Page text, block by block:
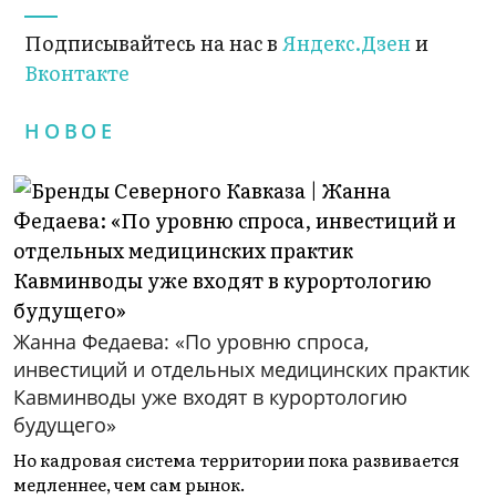
Подписывайтесь на нас вЯндекс.Дзени
Вконтакте
НОВОЕ
Жанна Федаева: «По уровню спроса,
инвестиций и отдельных медицинских практик
Кавминводы уже входят в курортологию
будущего»
Но кадровая система территории пока развивается
медленнее, чем сам рынок.